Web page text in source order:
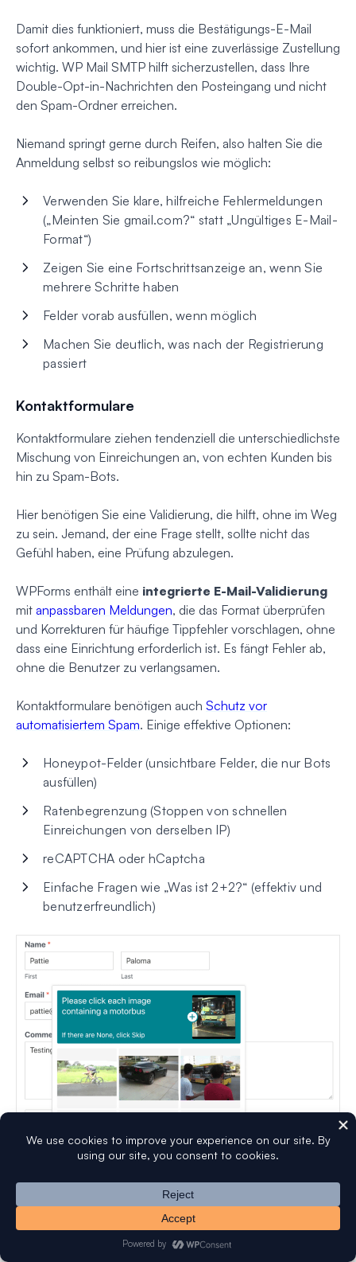
Damit dies funktioniert, muss die Bestätigungs-E-Mail
sofort ankommen, und hier ist eine zuverlässige Zustellung
wichtig. WP Mail SMTP hilft sicherzustellen, dass Ihre
Double-Opt-in-Nachrichten den Posteingang und nicht
den Spam-Ordner erreichen.
Niemand springt gerne durch Reifen, also halten Sie die
Anmeldung selbst so reibungslos wie möglich:
Verwenden Sie klare, hilfreiche Fehlermeldungen
(„Meinten Sie gmail.com?“ statt „Ungültiges E-Mail-
Format“)
Zeigen Sie eine Fortschrittsanzeige an, wenn Sie
mehrere Schritte haben
Felder vorab ausfüllen, wenn möglich
Machen Sie deutlich, was nach der Registrierung
passiert
Kontaktformulare
Kontaktformulare ziehen tendenziell die unterschiedlichste
Mischung von Einreichungen an, von echten Kunden bis
hin zu Spam-Bots.
Hier benötigen Sie eine Validierung, die hilft, ohne im Weg
zu sein. Jemand, der eine Frage stellt, sollte nicht das
Gefühl haben, eine Prüfung abzulegen.
WPForms enthält eine integrierte E-Mail-Validierung
mit anpassbaren Meldungen, die das Format überprüfen
und Korrekturen für häufige Tippfehler vorschlagen, ohne
dass eine Einrichtung erforderlich ist. Es fängt Fehler ab,
ohne die Benutzer zu verlangsamen.
Kontaktformulare benötigen auch Schutz vor
automatisiertem Spam. Einige effektive Optionen:
Honeypot-Felder (unsichtbare Felder, die nur Bots
ausfüllen)
Ratenbegrenzung (Stoppen von schnellen
Einreichungen von derselben IP)
reCAPTCHA oder hCaptcha
Einfache Fragen wie „Was ist 2+2?“ (effektiv und
benutzerfreundlich)